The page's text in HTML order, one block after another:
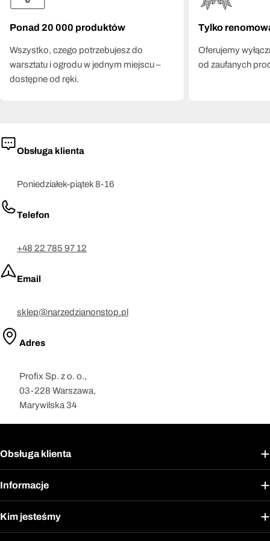
Co znajdziesz w ofercie Lahti Pro?
W ofercie dostępne są półbuty i trzewiki robocze z metalowym
lub kompozytowym podnoskiem, kalosze do prac w terenie i
wilgotnych pomieszczeniach, sandały na ciepłe miesiące oraz
Ponad 20 000 produktów
Wszystko, czego potrzebujesz do
warsztatu i ogrodu w jednym miejscu –
dostępne od ręki.
Tylko
Oferujemy
od zaufanych
Obsługa klienta
Poniedziałek-piątek 8-16
Telefon
+48 22 785 97 12
Email
sklep@narzedzianonstop.pl
Adres
Profix Sp. z o. o.,
03-228 Warszawa,
Marywilska 34
Obsługa klienta
Informacje
Kim jesteśmy